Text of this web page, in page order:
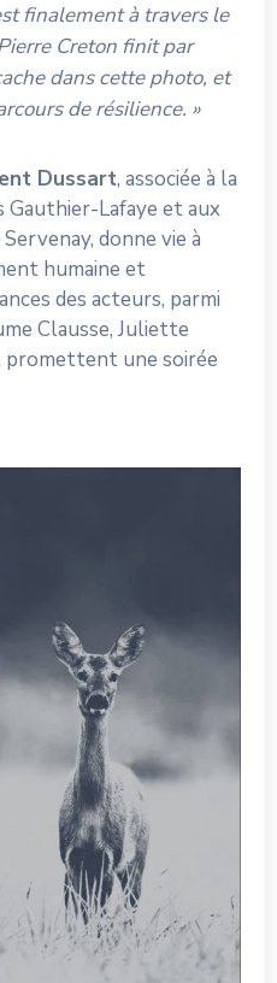
finalement à travers le
Creton finit par
dans cette photo, et
de résilience. »
Dussart, associée à la
Gauthier-Lafaye et aux
donne vie à
humaine et
des acteurs, parmi
Clausse, Juliette
promettent une soirée